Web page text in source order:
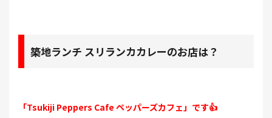
築地ランチ スリランカカレーのお店は？
「Tsukiji Peppers Cafe ペッパーズカフェ」です👍